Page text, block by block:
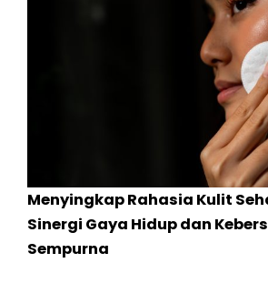
Menyingkap Rahasia Kulit
Sinergi Gaya Hidup dan
Sempurna